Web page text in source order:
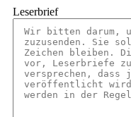
Leserbrief